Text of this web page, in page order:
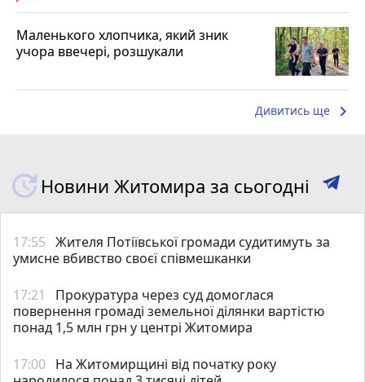
Маленького хлопчика, який зник
учора ввечері, розшукали
Дивитись ще keyboard_arrow_right
Новини Житомира за сьогодні
17:55 Жителя Потіївської громади судитимуть за
умисне вбивство своєї співмешканки
17:21
Прокуратура через суд домоглася
повернення громаді земельної ділянки вартістю
понад 1,5 млн грн у центрі Житомира
17:00 На Житомирщині від початку року